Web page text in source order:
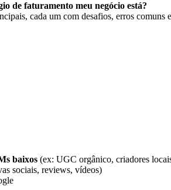
de faturamento meu negócio está?
cada um com desafios, erros comuns
baixos (ex: UGC orgânico, criadores
sociais, reviews, vídeos)